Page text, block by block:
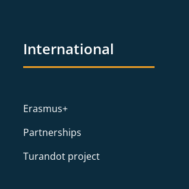
International
Erasmus+
Partnerships
Turandot project